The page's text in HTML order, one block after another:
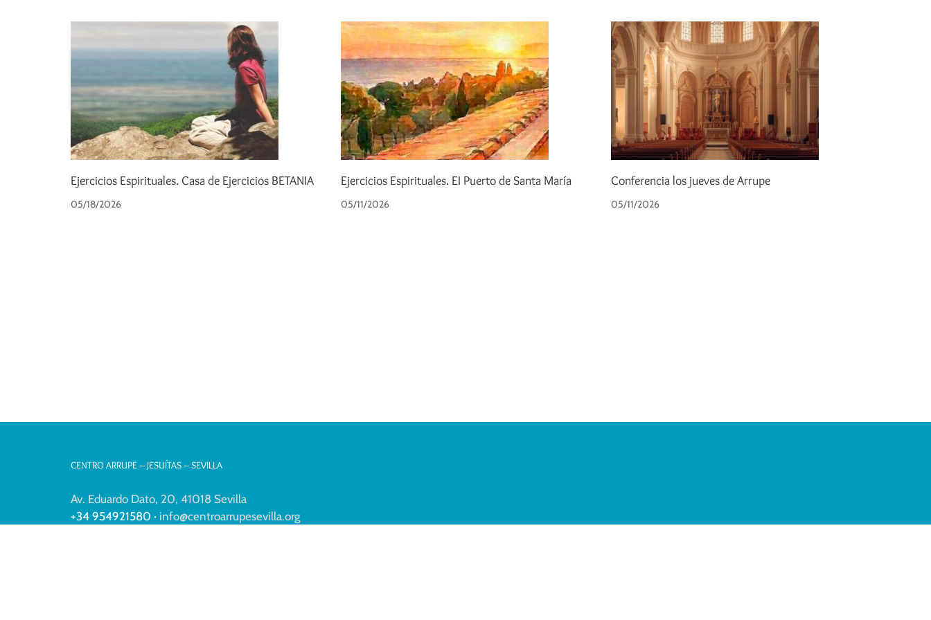
Ejercicios Espirituales. Casa de Ejercicios BETANIA
05/18/2026
Ejercicios Espirituales. EI Puerto de Santa María
05/11/2026
Conferencia los jueves de Arrupe
05/11/2026
CENTRO ARRUPE – JESUÍTAS – SEVILLA
Av. Eduardo Dato, 20, 41018 Sevilla
+34 954921580 · info@centroarrupesevilla.org